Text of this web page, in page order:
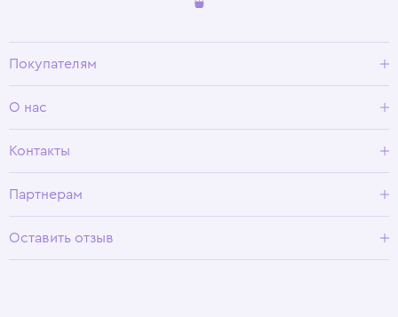
Покупателям
Условия возврата
О нас
Программа лояльности
Контакты
Партнерам
Оставить отзыв